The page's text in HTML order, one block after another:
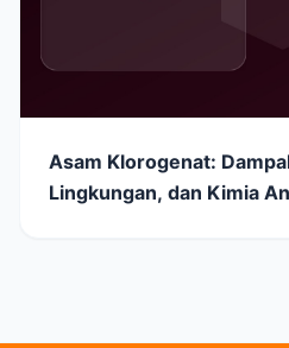
Asam Klorogenat:
Lingkungan, dan Kimia